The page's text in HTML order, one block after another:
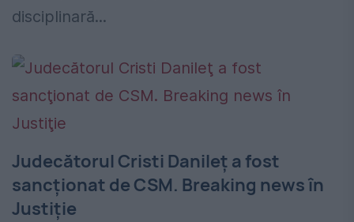
disciplinară...
Judecătorul Cristi Danileţ a fost
sancţionat de CSM. Breaking news în
Justiţie